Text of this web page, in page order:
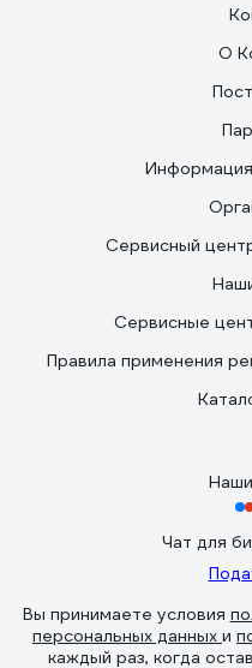
О
Сервисный
Сервисные
Правила применения
Чат для
Вы принимаете условия
персональных данных и
каждый раз, когда